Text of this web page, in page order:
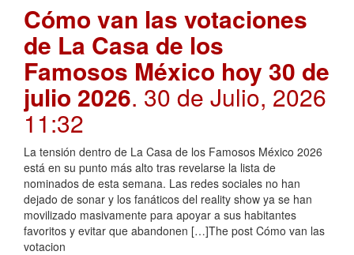
Cómo van las votaciones
de La Casa de los
Famosos México hoy 30 de
julio 2026. 30 de Julio, 2026
11:32
La tensión dentro de La Casa de los Famosos México 2026
está en su punto más alto tras revelarse la lista de
nominados de esta semana. Las redes sociales no han
dejado de sonar y los fanáticos del reality show ya se han
movilizado masivamente para apoyar a sus habitantes
favoritos y evitar que abandonen […]The post Cómo van las
votacion